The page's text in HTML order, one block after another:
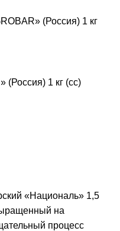
(Россия) 1 кг
1 кг (сс)
«Националь» 1,5
на
процесс